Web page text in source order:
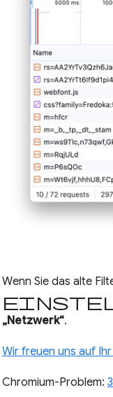
Wenn Sie das alte
„Netzwerk“.
Wir freuen uns auf
Chromium-Problem: